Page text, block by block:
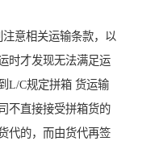
意相关运输条款，以
时才发现无法满足运
L/C规定拼箱 货运输
不直接接受拼箱货的
代的，而由货代再签